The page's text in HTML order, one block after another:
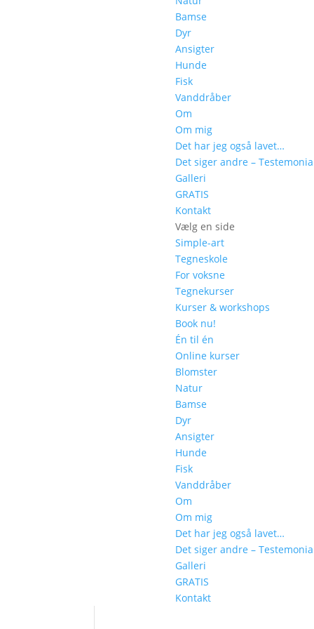
Bamse
Dyr
Ansigter
Hunde
Fisk
Vanddråber
Om
Om mig
Det har jeg også lavet…
Det siger andre –
Galleri
GRATIS
Kontakt
Vælg en side
Simple-art
Tegneskole
For voksne
Tegnekurser
Kurser & workshops
Book nu!
Én til én
Online kurser
Blomster
Natur
Bamse
Dyr
Ansigter
Hunde
Fisk
Vanddråber
Om
Om mig
Det har jeg også lavet…
Det siger andre –
Galleri
GRATIS
Kontakt